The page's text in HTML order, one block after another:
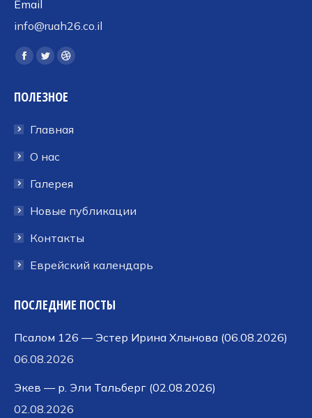
Email
info@ruah26.co.il
Ищите нас:
Страница
открывается
новом
окне
Страница
открывается
новом
окне
Страница
открывается
новом
ПОЛЕЗНОЕ
Главная
О нас
Галерея
Новые публикации
Контакты
Еврейский календарь
ПОСЛЕДНИЕ ПОСТЫ
Псалом 126 — Эстер Ирина Хлынова (06.08.2026)
06.08.2026
Экев — р. Эли Тальберг (02.08.2026)
02.08.2026